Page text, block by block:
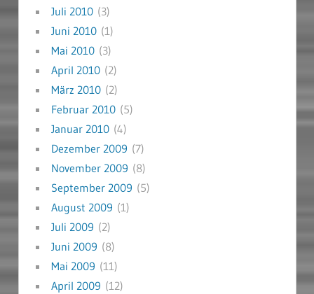
Juli 2010(3)
Juni 2010(1)
Mai 2010(3)
April 2010(2)
März 2010(2)
Februar 2010(5)
Januar 2010(4)
Dezember 2009 (7)
November 2009 (8)
September 2009 (5)
August 2009 (1)
Juli 2009 (2)
Juni 2009 (8)
Mai 2009 (11)
April 2009 (12)